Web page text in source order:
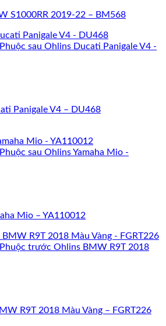
S1000RR 2019-22 – BM568
Panigale V4 – DU468
Mio – YA110012
R9T 2018 Màu Vàng – FGRT226